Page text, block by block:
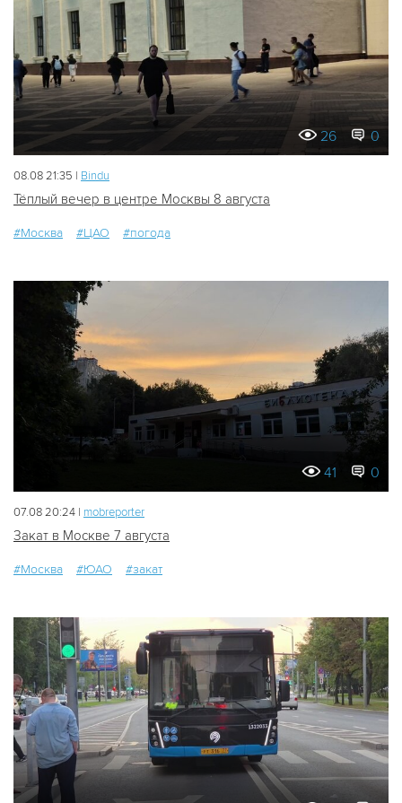
26 0
08.08 21:35 | Bindu
Тёплый вечер в центре Москвы 8 августа
#Москва #ЦАО #погода
41 0
07.08 20:24 | mobreporter
Закат в Москве 7 августа
#Москва #ЮАО #закат